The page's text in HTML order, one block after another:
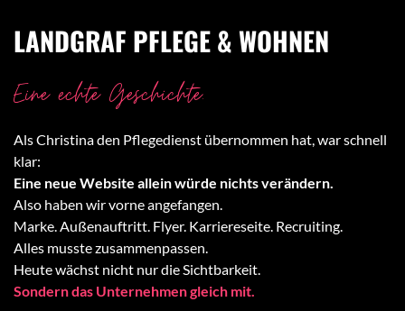
LANDGRAF PFLEGE & WOHNEN
Eine echte Geschichte.
Als Christina den Pflegedienst übernommen hat, war schnell
klar:
Eine neue Website allein würde nichts verändern.
Also haben wir vorne angefangen.
Marke. Außenauftritt. Flyer. Karriereseite. Recruiting.
Alles musste zusammenpassen.
Heute wächst nicht nur die Sichtbarkeit.
Sondern das Unternehmen gleich mit.